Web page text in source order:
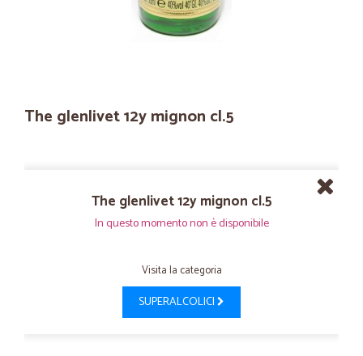
The glenlivet 12y mignon cl.5
The glenlivet 12y mignon cl.5
In questo momento non è disponibile
Visita la categoria
SUPERALCOLICI